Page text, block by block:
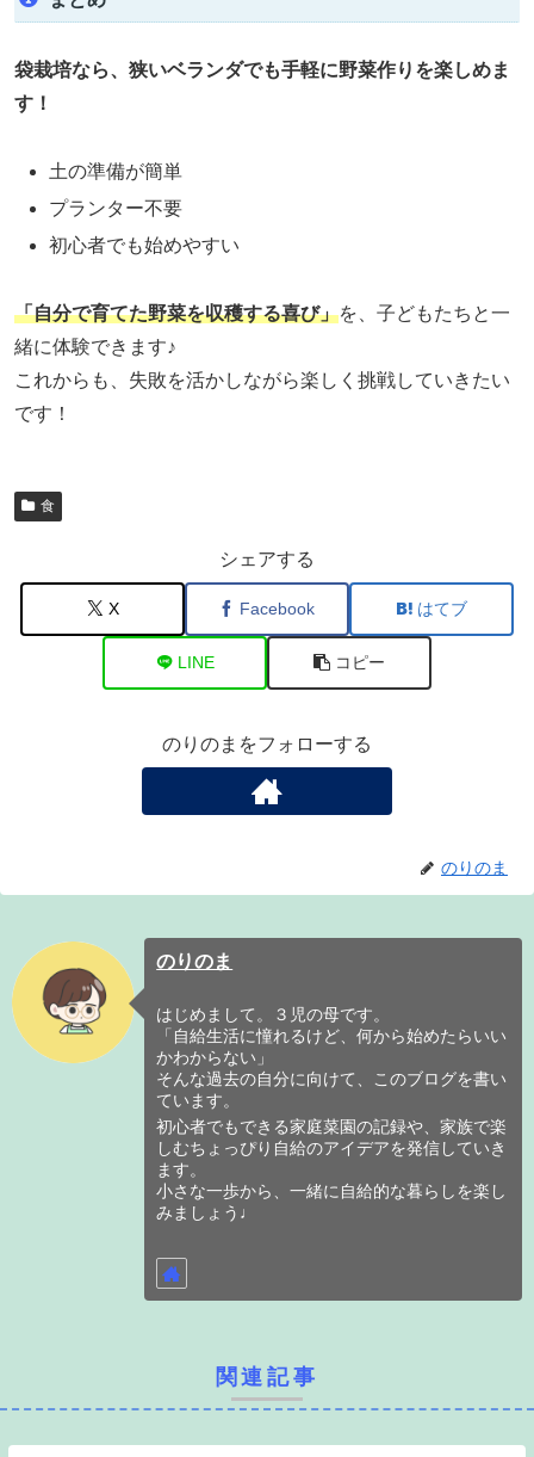
袋栽培なら、狭いベランダでも手軽に野菜作りを楽しめま
す！
土の準備が簡単
プランター不要
初心者でも始めやすい
「自分で育てた野菜を収穫する喜び」を、子どもたちと一
緒に体験できます♪
これからも、失敗を活かしながら楽しく挑戦していきたい
です！
食
シェアする
X Facebook はてブ
LINE コピー
のりのまをフォローする
のりのま
のりのま
はじめまして。３児の母です。
「自給生活に憧れるけど、何から始めたらいい
かわからない」
そんな過去の自分に向けて、このブログを書い
ています。
初心者でもできる家庭菜園の記録や、家族で楽
しむちょっぴり自給のアイデアを発信していき
ます。
小さな一歩から、一緒に自給的な暮らしを楽し
みましょう♩
関連記事